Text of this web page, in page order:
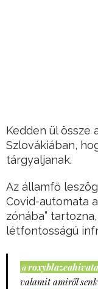
Kedden ül össze
Szlovákiában,
tárgyaljanak.
Az államfő
Covid-automata
zónába”
létfontosságú
valamit amiről